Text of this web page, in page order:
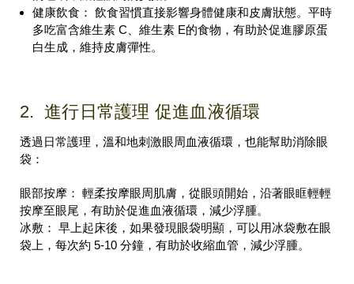
健康飲食： 飲食習慣直接影響身體健康和皮膚狀態。平時
多吃富含維生素 C、維生素 E的食物，有助於促進膠原蛋
白生成，維持皮膚彈性。
2. 進行日常護理 促進血液循環
透過日常護理，溫和地刺激眼周血液循環，也能幫助消除眼
袋：
眼部按摩： 輕柔按摩眼周肌膚，從眼頭開始，沿著眼眶輕輕
按摩至眼尾，有助於促進血液循環，減少浮腫。
冰敷： 早上起床後，如果發現眼袋明顯，可以用冰袋敷在眼
袋上，每次約 5-10 分鐘，有助於收縮血管，減少浮腫。